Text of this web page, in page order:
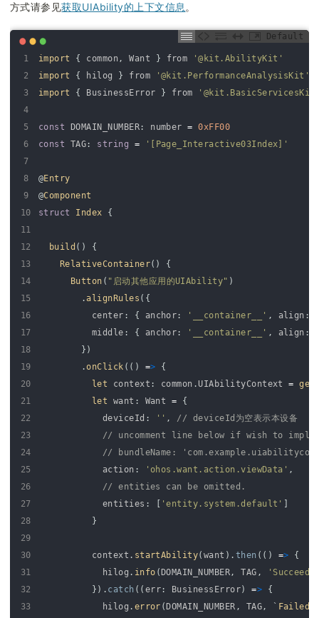
方式请参见获取UIAbility的上下文信息 。
Default
1
2
3
4
5
6
7
8
9
10
11
12
13
14
15
16
17
18
19
20
21
22
23
24
25
26
27
28
29
30
31
32
33
import { common, Want } from
'@kit.AbilityKit'
import
{ hilog } from
'@kit.PerformanceAnalysisKit'
import
{ BusinessError } from
const DOMAIN_NUMBER : number = 0xFF00
const
TAG : string = '[Page_Interactive03Index]'
@Entry
@Component
struct
Index {
build ( )
{
RelativeContainer( )
{
Button ( "启动其他应用的UIAbility" )
.alignRules ( {
center : { anchor : '__container__' , align :
middle : { anchor : '__container__' , align :
} )
.onClick ( ( ) =>
{
let context : common . UIAbilityContext =
let want : Want =
{
deviceId : '' ,
// deviceId为空表示本设备
// uncomment line below if wish to
// bundleName:
action : 'ohos.want.action.viewData' ,
// entities can be omitted.
entities : 'entity.system.default'
}
context . startAbility( want ) . then ( ( ) =>
{
hilog . info ( DOMAIN_NUMBER, TAG ,
} ) . catch ( ( err : BusinessError) =>
{
hilog . error ( DOMAIN_NUMBER , TAG, ` Failed